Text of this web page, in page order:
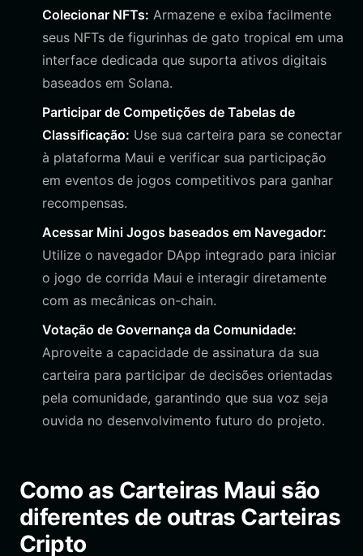
Colecionar NFTs: Armazene e exiba facilmente
seus NFTs de figurinhas de gato tropical em uma
interface dedicada que suporta ativos digitais
baseados em Solana.
Participar de Competições de Tabelas de
Classificação: Use sua carteira para se conectar
à plataforma Maui e verificar sua participação
em eventos de jogos competitivos para ganhar
recompensas.
Acessar Mini Jogos baseados em Navegador:
Utilize o navegador DApp integrado para iniciar
o jogo de corrida Maui e interagir diretamente
com as mecânicas on-chain.
Votação de Governança da Comunidade:
Aproveite a capacidade de assinatura da sua
carteira para participar de decisões orientadas
pela comunidade, garantindo que sua voz seja
ouvida no desenvolvimento futuro do projeto.
Como as Carteiras Maui são
diferentes de outras Carteiras
Cripto